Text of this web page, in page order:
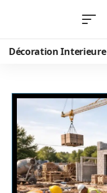
Décoration Interieure